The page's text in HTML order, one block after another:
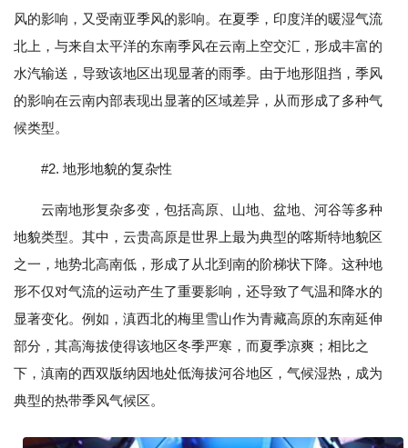
风的影响，又受南亚季风的影响。在夏季，印度洋的暖湿气流
北上，与来自太平洋的东南季风在云南上空交汇，形成丰富的
水汽输送，导致该地区出现显著的雨季。由于地形阻挡，季风
的影响在云南内部表现出显著的区域差异，从而形成了多种气
候类型。
#2. 地形地貌的复杂性
云南地形复杂多变，包括高原、山地、盆地、河谷等多种
地貌类型。其中，云贵高原是世界上最为典型的喀斯特地貌区
之一，地势北高南低，形成了从北到南的阶梯状下降。这种地
形不仅对气流的运动产生了重要影响，还导致了气温和降水的
显著变化。例如，滇西北的梅里雪山作为青藏高原的东南延伸
部分，其高海拔使得该地区冬季严寒，而夏季凉爽；相比之
下，滇南的西双版纳因地处低海拔河谷地区，气候湿热，成为
典型的热带季风气候区。